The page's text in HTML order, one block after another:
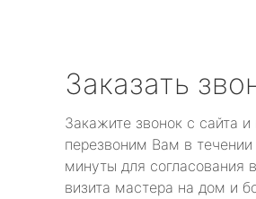
Заказать
Закажите звонок с сайта
перезвоним Вам в течении
минуты для согласования
визита мастера на дом и